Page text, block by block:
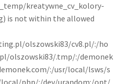
kreatywne_cv_kolory-
is not within the allowed
olszowski83/cv8.pl/:/ho
olszowski83/.tmp/:/demonek
:/usr/local/lsws/s
php/:/dev/urandom:/opt/